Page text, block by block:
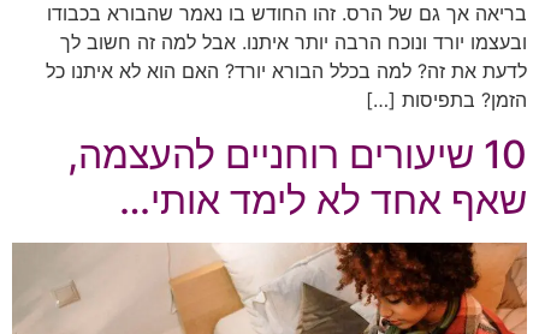
בריאה אך גם של הרס. זהו החודש בו נאמר שהבורא בכבודו
ובעצמו יורד ונוכח הרבה יותר איתנו. אבל למה זה חשוב לך
לדעת את זה? למה בכלל הבורא יורד? האם הוא לא איתנו כל
הזמן? בתפיסות […]
10 שיעורים רוחניים להעצמה,
שאף אחד לא לימד אותי…